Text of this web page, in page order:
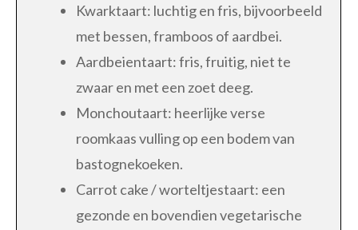
Kwarktaart: luchtig en fris, bijvoorbeeld
met bessen, framboos of aardbei.
Aardbeientaart: fris, fruitig, niet te
zwaar en met een zoet deeg.
Monchoutaart: heerlijke verse
roomkaas vulling op een bodem van
bastognekoeken.
Carrot cake / worteltjestaart: een
gezonde en bovendien vegetarische